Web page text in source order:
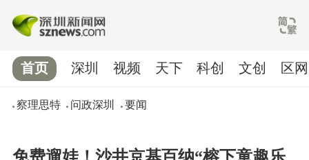
首页
察理思特 问政深圳 要闻
深圳 视频 天下 科创 文创 区网